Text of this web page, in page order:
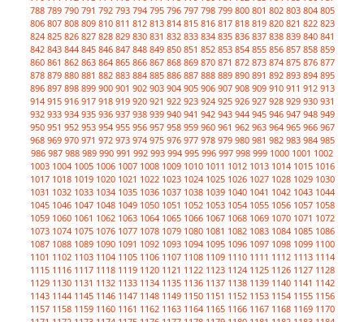
788 789 790 791 792 793 794 795 796 797 798 799 800 801 802 803 804 805
806 807 808 809 810 811 812 813 814 815 816 817 818 819 820 821 822 823
824 825 826 827 828 829 830 831 832 833 834 835 836 837 838 839 840 841
842 843 844 845 846 847 848 849 850 851 852 853 854 855 856 857 858 859
860 861 862 863 864 865 866 867 868 869 870 871 872 873 874 875 876 877
878 879 880 881 882 883 884 885 886 887 888 889 890 891 892 893 894 895
896 897 898 899 900 901 902 903 904 905 906 907 908 909 910 911 912 913
914 915 916 917 918 919 920 921 922 923 924 925 926 927 928 929 930 931
932 933 934 935 936 937 938 939 940 941 942 943 944 945 946 947 948 949
950 951 952 953 954 955 956 957 958 959 960 961 962 963 964 965 966 967
968 969 970 971 972 973 974 975 976 977 978 979 980 981 982 983 984 985
986 987 988 989 990 991 992 993 994 995 996 997 998 999 1000 1001 1002
1003 1004 1005 1006 1007 1008 1009 1010 1011 1012 1013 1014 1015 1016
1017 1018 1019 1020 1021 1022 1023 1024 1025 1026 1027 1028 1029 1030
1031 1032 1033 1034 1035 1036 1037 1038 1039 1040 1041 1042 1043 1044
1045 1046 1047 1048 1049 1050 1051 1052 1053 1054 1055 1056 1057 1058
1059 1060 1061 1062 1063 1064 1065 1066 1067 1068 1069 1070 1071 1072
1073 1074 1075 1076 1077 1078 1079 1080 1081 1082 1083 1084 1085 1086
1087 1088 1089 1090 1091 1092 1093 1094 1095 1096 1097 1098 1099 1100
1101 1102 1103 1104 1105 1106 1107 1108 1109 1110 1111 1112 1113 1114
1115 1116 1117 1118 1119 1120 1121 1122 1123 1124 1125 1126 1127 1128
1129 1130 1131 1132 1133 1134 1135 1136 1137 1138 1139 1140 1141 1142
1143 1144 1145 1146 1147 1148 1149 1150 1151 1152 1153 1154 1155 1156
1157 1158 1159 1160 1161 1162 1163 1164 1165 1166 1167 1168 1169 1170